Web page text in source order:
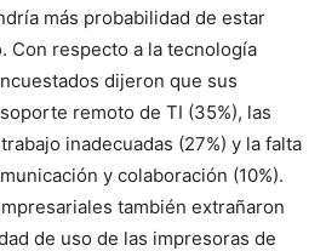
más probabilidad de estar
Con respecto a la tecnología
dijeron que sus
remoto de TI (35%), las
inadecuadas (27%) y la falta
y colaboración (10%).
también extrañaron
de uso de las impresoras de